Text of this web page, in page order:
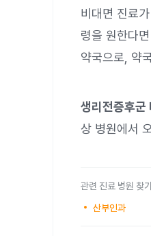
비대면 진료
령을 원한다
약국으로, 약
생리전증후군
상 병원에서
관련 진료 병원 찾
산부인과